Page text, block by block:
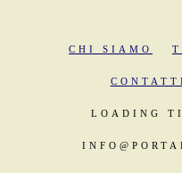
CHI SIAMO
LOADING